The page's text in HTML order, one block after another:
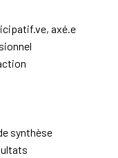
axé.e
synthèse